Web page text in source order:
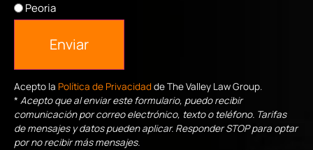
Peoria
Enviar
Acepto la Política de Privacidad de The Valley Law Group.
* Acepto que al enviar este formulario, puedo recibir
comunicación por correo electrónico, texto o teléfono. Tarifas
de mensajes y datos pueden aplicar. Responder STOP para optar
por no recibir más mensajes.